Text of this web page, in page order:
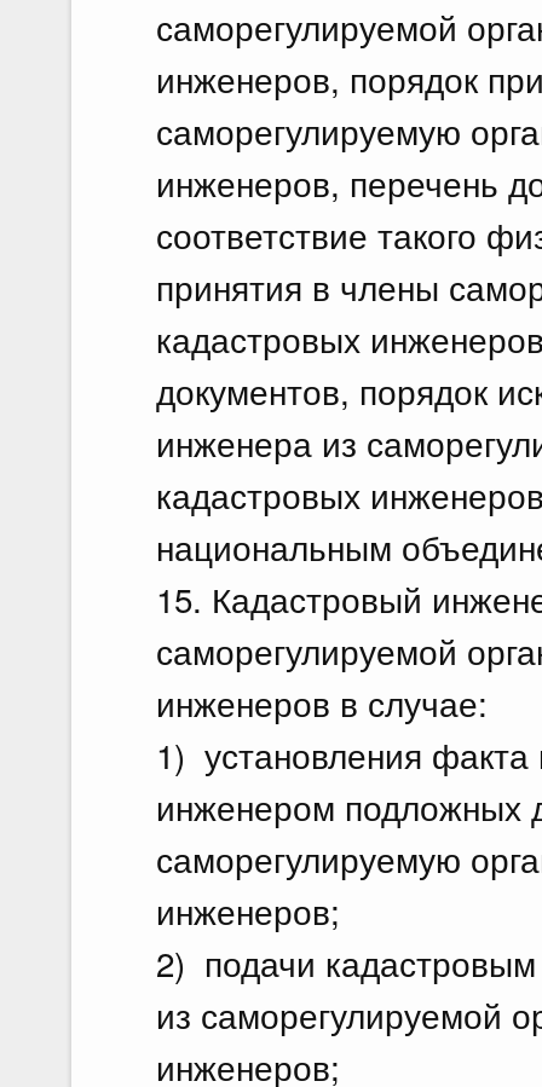
саморегулируемой
инженеров, порядок
саморегулируемую
инженеров, перечень
соответствие такого
принятия в члены
кадастровых
документов, порядок
инженера из
кадастровых
национальным
15. Кадастровый
саморегулируемой
инженеров в случае:
1) установления
инженером подложных
саморегулируемую
инженеров;
2) подачи
из саморегулируемой
инженеров;